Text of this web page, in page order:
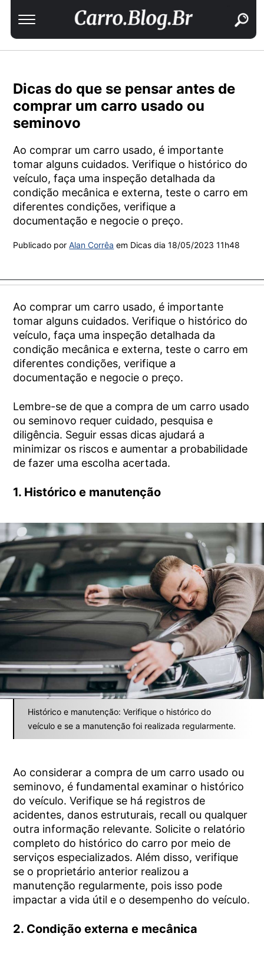
Dicas do que se pensar antes de
comprar um carro usado ou
seminovo
Ao comprar um carro usado, é importante
tomar alguns cuidados. Verifique o histórico do
veículo, faça uma inspeção detalhada da
condição mecânica e externa, teste o carro em
diferentes condições, verifique a
documentação e negocie o preço.
Publicado porAlan Corrêa em Dicas dia18/05/2023 11h48
Ao comprar um carro usado, é importante
tomar alguns cuidados. Verifique o histórico do
veículo, faça uma inspeção detalhada da
condição mecânica e externa, teste o carro em
diferentes condições, verifique a
documentação e negocie o preço.
Lembre-se de que a compra de um carro usado
ou seminovo requer cuidado, pesquisa e
diligência. Seguir essas dicas ajudará a
minimizar os riscos e aumentar a probabilidade
de fazer uma escolha acertada.
1. Histórico e manutenção
Histórico e manutenção: Verifique o histórico do
veículo e se a manutenção foi realizada regularmente.
Ao considerar a compra de um carro usado ou
seminovo, é fundamental examinar o histórico
do veículo. Verifique se há registros de
acidentes, danos estruturais, recall ou qualquer
outra informação relevante. Solicite o relatório
completo do histórico do carro por meio de
serviços especializados. Além disso, verifique
se o proprietário anterior realizou a
manutenção regularmente, pois isso pode
impactar a vida útil e o desempenho do veículo.
2. Condição externa e mecânica